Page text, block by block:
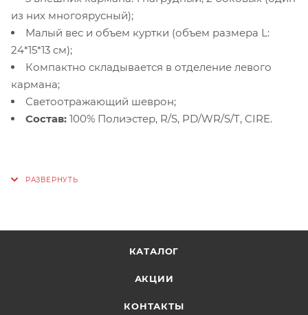
из них многоярусный);
Малый вес и объем куртки (объем размера L:
24*15*13 см);
Компактно складывается в отделение левого
кармана;
Светоотражающий шеврон;
Состав: 100% Полиэстер, R/S, PD/WR/S/T, CIRE.
КАТАЛОГ
АКЦИИ
КОНТАКТЫ